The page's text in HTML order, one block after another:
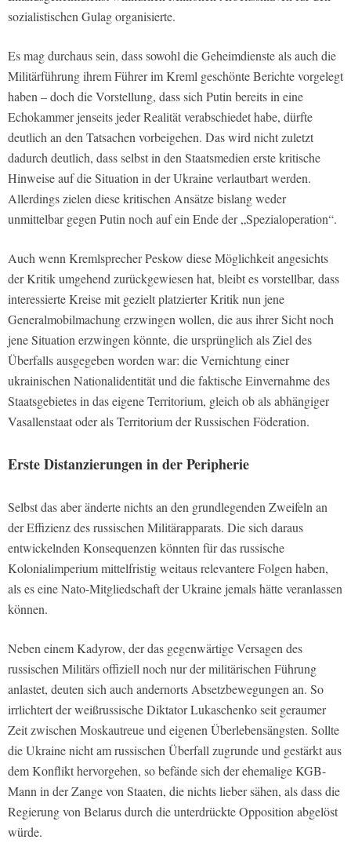
sozialistischen Gulag organisierte.
Es mag durchaus sein, dass sowohl die Geheimdienste als auch die
Militärführung ihrem Führer im Kreml geschönte Berichte vorgelegt
haben – doch die Vorstellung, dass sich Putin bereits in eine
Echokammer jenseits jeder Realität verabschiedet habe, dürfte
deutlich an den Tatsachen vorbeigehen. Das wird nicht zuletzt
dadurch deutlich, dass selbst in den Staatsmedien erste kritische
Hinweise auf die Situation in der Ukraine verlautbart werden.
Allerdings zielen diese kritischen Ansätze bislang weder
unmittelbar gegen Putin noch auf ein Ende der „Spezialoperation“.
Auch wenn Kremlsprecher Peskow diese Möglichkeit angesichts
der Kritik umgehend zurückgewiesen hat, bleibt es vorstellbar, dass
interessierte Kreise mit gezielt platzierter Kritik nun jene
Generalmobilmachung erzwingen wollen, die aus ihrer Sicht noch
jene Situation erzwingen könnte, die ursprünglich als Ziel des
Überfalls ausgegeben worden war: die Vernichtung einer
ukrainischen Nationalidentität und die faktische Einvernahme des
Staatsgebietes in das eigene Territorium, gleich ob als abhängiger
Vasallenstaat oder als Territorium der Russischen Föderation.
Erste Distanzierungen in der Peripherie
Selbst das aber änderte nichts an den grundlegenden Zweifeln an
der Effizienz des russischen Militärapparats. Die sich daraus
entwickelnden Konsequenzen könnten für das russische
Kolonialimperium mittelfristig weitaus relevantere Folgen haben,
als es eine Nato-Mitgliedschaft der Ukraine jemals hätte veranlassen
können.
Neben einem Kadyrow, der das gegenwärtige Versagen des
russischen Militärs offiziell noch nur der militärischen Führung
anlastet, deuten sich auch andernorts Absetzbewegungen an. So
irrlichtert der weißrussische Diktator Lukaschenko seit geraumer
Zeit zwischen Moskautreue und eigenen Überlebensängsten. Sollte
die Ukraine nicht am russischen Überfall zugrunde und gestärkt aus
dem Konflikt hervorgehen, so befände sich der ehemalige KGB-
Mann in der Zange von Staaten, die nichts lieber sähen, als dass die
Regierung von Belarus durch die unterdrückte Opposition abgelöst
würde.